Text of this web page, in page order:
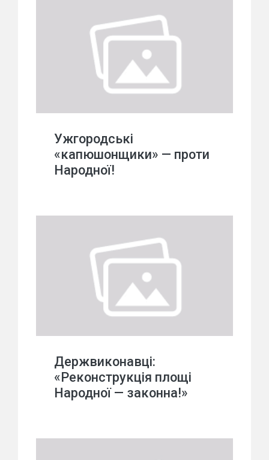
Ужгородські
«капюшонщики» — проти
Народної!
Держвиконавці:
«Реконструкція площі
Народної — законна!»